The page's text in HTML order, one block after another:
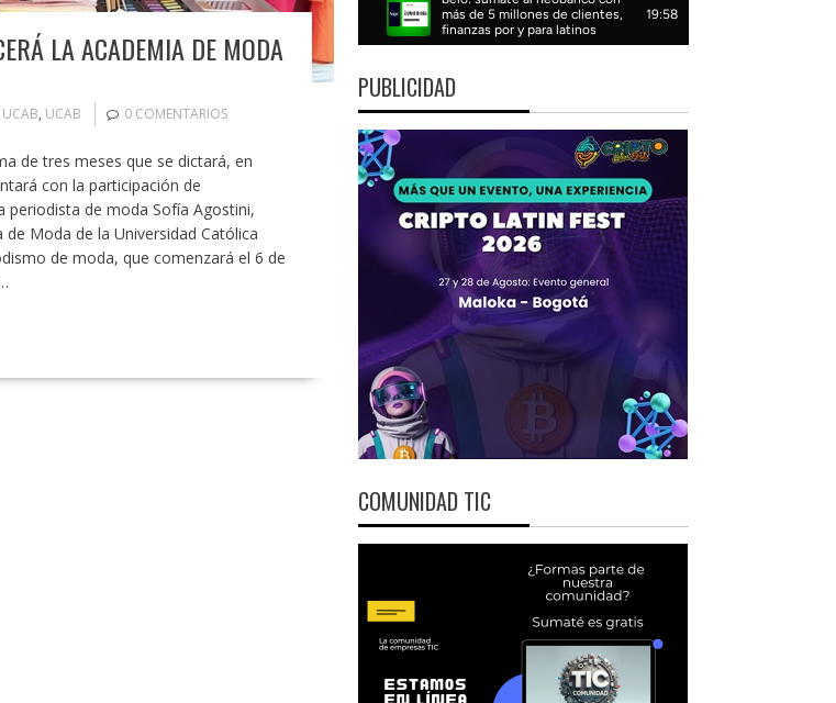
LA ACADEMIA DE MODA
, UCAB 0 COMENTARIOS
de tres meses que se dictará, en
con la participación de
periodista de moda Sofía Agostini,
Moda de la Universidad Católica
de moda, que comenzará el 6 de
PUBLICIDAD
COMUNIDAD TIC